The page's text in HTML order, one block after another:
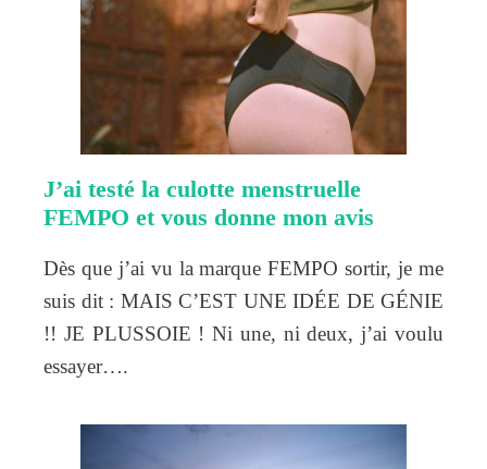
J’ai testé la culotte menstruelle
FEMPO et vous donne mon avis
Dès que j’ai vu la marque FEMPO sortir, je me
suis dit : MAIS C’EST UNE IDÉE DE GÉNIE
!! JE PLUSSOIE ! Ni une, ni deux, j’ai voulu
essayer….